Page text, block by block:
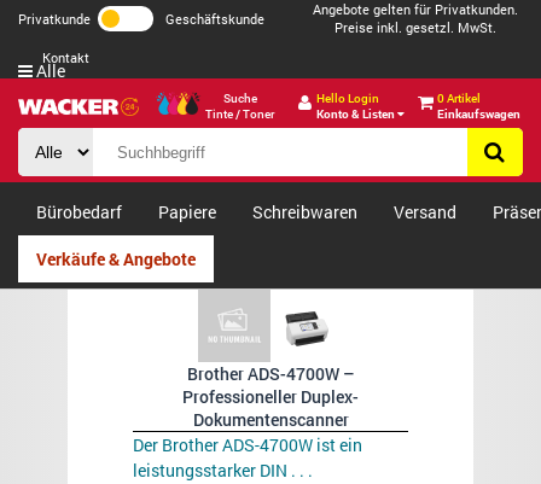
Privatkunde Geschäftskunde
Angebote gelten für Privatkunden.
Preise inkl. gesetzl. MwSt.
Kontakt
Suche
Tinte / Toner
Hello Login
Konto & Listen
0 Artikel
Einkaufswagen
Alle
Bürobedarf Papiere Schreibwaren Versand
Verkäufe & Angebote
Brother ADS-4700W –
Professioneller Duplex-
Dokumentenscanner
Der Brother ADS-4700W ist ein
leistungsstarker DIN . . .